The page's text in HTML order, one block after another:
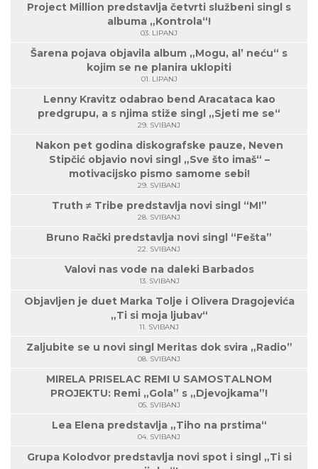
Project Million predstavlja četvrti službeni singl s
albuma „Kontrola“!
03. LIPANJ
Šarena pojava objavila album „Mogu, al’ neću“ s
kojim se ne planira uklopiti
01. LIPANJ
Lenny Kravitz odabrao bend Aracataca kao
predgrupu, a s njima stiže singl „Sjeti me se“
29. SVIBANJ
Nakon pet godina diskografske pauze, Neven
Stipčić objavio novi singl „Sve što imaš“ –
motivacijsko pismo samome sebi!
29. SVIBANJ
Truth ≠ Tribe predstavlja novi singl “M!”
28. SVIBANJ
Bruno Rački predstavlja novi singl “Fešta”
22. SVIBANJ
Valovi nas vode na daleki Barbados
13. SVIBANJ
Objavljen je duet Marka Tolje i Olivera Dragojevića
„Ti si moja ljubav“
11. SVIBANJ
Zaljubite se u novi singl Meritas dok svira „Radio”
08. SVIBANJ
MIRELA PRISELAC REMI U SAMOSTALNOM
PROJEKTU: Remi „Gola” s „Djevojkama”!
05. SVIBANJ
Lea Elena predstavlja „Tiho na prstima“
04. SVIBANJ
Grupa Kolodvor predstavlja novi spot i singl „Ti si